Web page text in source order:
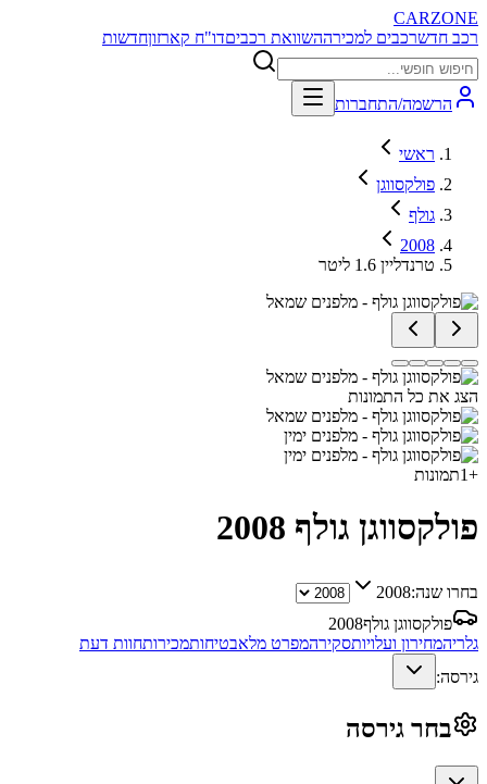
CARZONE
רכב חדשרכבים למכירההשוואת רכביםדו"ח קארזוןחדשות
הרשמה/התחברות
ראשי
פולקסווגן
גולף
2008
טרנדליין 1.6 ליטר
הצג את כל התמונות
+
1תמונות
פולקסווגן גולף 2008
בחרו שנה:2008
פולקסווגן גולף2008
גלריהמחירון ועלויותסקירהמפרט מלאבטיחותמכירותחוות דעת
גירסה:
בחר גירסה